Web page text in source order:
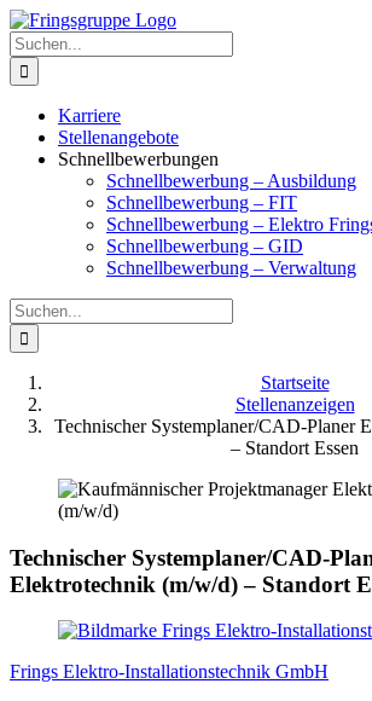
Zum
Inhalt
springen
Facebook
Instagram
LinkedIn
Xing
Suche
nach:
Karriere
Stellenangebote
Schnellbewerbungen
Schnellbewerbung – Ausbildung
Schnellbewerbung – FIT
Schnellbewerbung – Elektro
Schnellbewerbung – GID
Schnellbewerbung – Verwaltung
Suche
nach:
Startseite
Stellenanzeigen
Technischer Systemplaner/CAD-Planer
– Standort Essen
Technischer Systemplaner/CAD-
Elektrotechnik (m/w/d) – Standort
Frings Elektro-Installationstechnik GmbH